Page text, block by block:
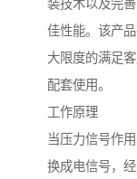
装技术以及完
佳性能。该产
大限度的满足
配套使用。
工作原理
当压力信号作
换成电信号，